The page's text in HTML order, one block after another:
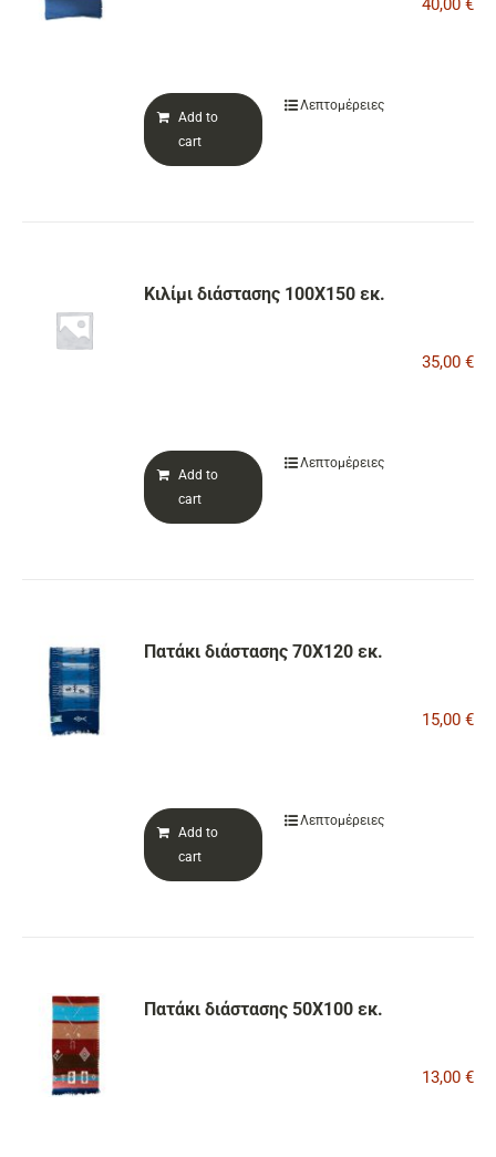
40,00 €
Add to
cart
Λεπτομέρειες
Κιλίμι διάστασης 100Χ150 εκ.
35,00 €
Add to
cart
Λεπτομέρειες
Πατάκι διάστασης 70Χ120 εκ.
15,00 €
Add to
cart
Λεπτομέρειες
Πατάκι διάστασης 50Χ100 εκ.
13,00 €